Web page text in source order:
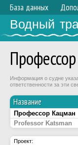
База данных
Водный
Информация о судне
ответственности за эти
Название
Профессор Кацман
Professor Katsman
Проект: